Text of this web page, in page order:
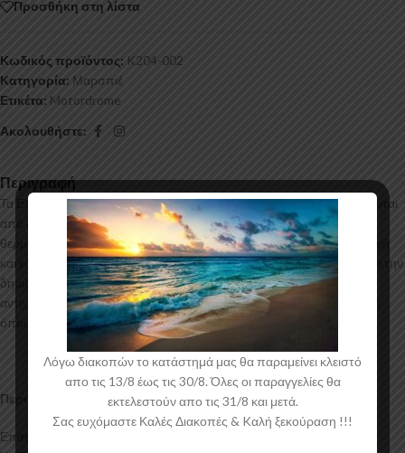
Προσθήκη στη λίστα
Κωδικός προϊόντος: K204-002
Κατηγορία: Μαρσπιέ
Ετικέτα: Motordrome
Ακολουθήστε:
Περιγραφή
Τα Επιπρόσθετα Μαρσπιέ για το Mercedes Citan Mk2 κατασκευάζονται
από ABS Πλαστικό υψηλής ποιότητας και αισθητικής σε μηχανές
θερμοδιαμόρφωσης τελευταίας τεχνολογίας έχοντας άψογη εφαρμογή
και εύκολη τοποθέτηση. Το υλικό πλαστικού που χρησιμοποιείται για την
δημιουργία προϊόντων έρχεται σε Μαύρο Γυαλιστερό χρώμα και με
αντιχαρακτική επιφάνεια. Συνοδεύεται από προστατευτική μεμβράνη
όπου αφαιρείται πριν την τοποθέτηση.
Περιεχόμενα Συσκευασίας:
Επιπρόσθετα Μαρσπιέ Mercedes Citan Mk2
Λόγω διακοπών το κατάστημά μας θα παραμείνει κλειστό
απο τις 13/8 έως τις 30/8. Όλες οι παραγγελίες θα
εκτελεστούν απο τις 31/8 και μετά.
Σας ευχόμαστε Καλές Διακοπές & Kαλή ξεκούραση !!!